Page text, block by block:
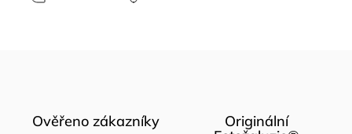
Ověřeno zákazníky
Originální